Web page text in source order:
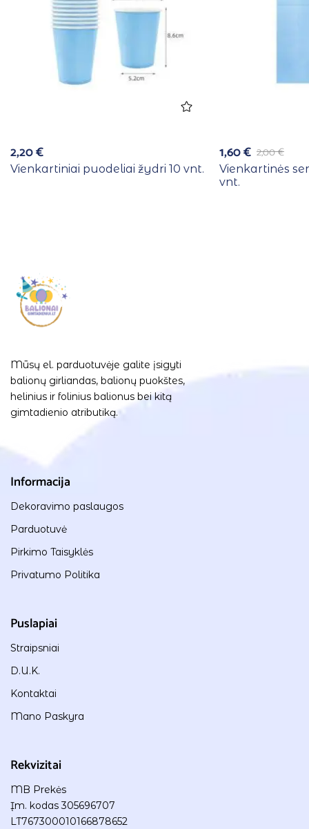
2,20€
Vienkartiniai puodeliai žydri 10 vnt.
2,00€
1,60€
Vienkartinės
vnt.
Mūsų el. parduotuvėje galite įsigyti
balionų girliandas, balionų puokštes,
helinius ir folinius balionus bei kitą
gimtadienio atributiką.
Informacija
Dekoravimo paslaugos
Parduotuvė
Pirkimo Taisyklės
Privatumo Politika
Puslapiai
Straipsniai
D.U.K.
Kontaktai
Mano Paskyra
Rekvizitai
MB Prekės
Įm. kodas 305696707
LT767300010166878652